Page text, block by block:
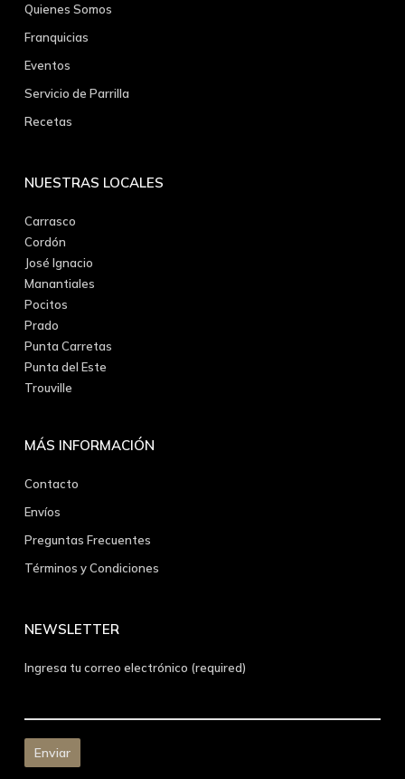
Quienes Somos
Franquicias
Eventos
Servicio de Parrilla
Recetas
NUESTRAS LOCALES
Carrasco
Cordón
José Ignacio
Manantiales
Pocitos
Prado
Punta Carretas
Punta del Este
Trouville
MÁS INFORMACIÓN
Contacto
Envíos
Preguntas Frecuentes
Términos y Condiciones
NEWSLETTER
Ingresa tu correo electrónico (required)